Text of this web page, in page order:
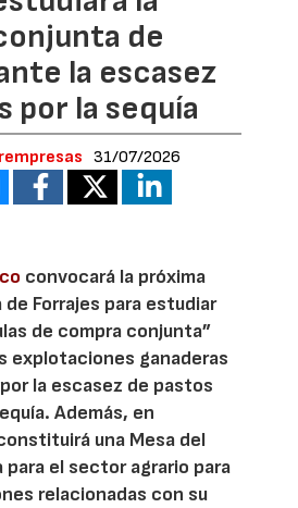
de
la escasez
por la sequía
31/07/2026
convocará la próxima
de Forrajes para estudiar
de compra conjunta”
explotaciones ganaderas
la escasez de pastos
Además, en
una Mesa del
para el sector agrario para
relacionadas con su